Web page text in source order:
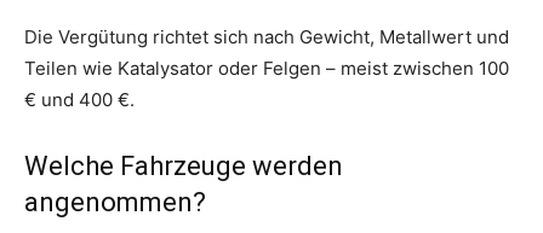
Die Vergütung richtet sich nach Gewicht, Metallwert und
Teilen wie Katalysator oder Felgen – meist zwischen 100
€ und 400 €.
Welche Fahrzeuge werden
angenommen?